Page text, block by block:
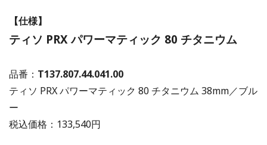
【仕様】
ティソ PRX パワーマティック 80 チタニウム
品番： T137.807.44.041.00
ティソ PRX パワーマティック 80 チタニウム 38mm／ブル
ー
税込価格：133,540円